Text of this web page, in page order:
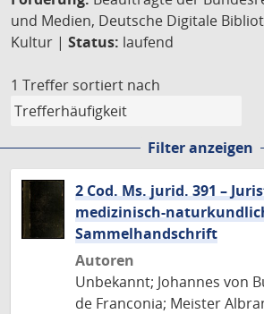
und Medien, Deutsche Digitale
Kultur | Status: laufend
1 Treffer sortiert nach
Filter anzeigen
2 Cod. Ms. jurid. 391 –
medizinisch-
Sammelhandschrift
Autoren
Unbekannt; Johannes von
de Franconia; Meister